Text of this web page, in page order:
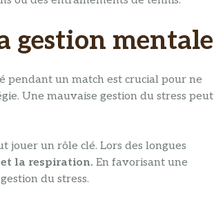
gestion mentale
pendant un match est crucial pour ne
Une mauvaise gestion du stress peut
jouer un rôle clé. Lors des longues
la respiration. En favorisant une
du stress.